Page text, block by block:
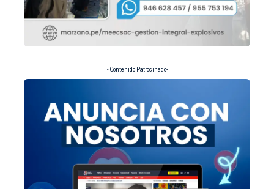
- Contenido Patrocinado-